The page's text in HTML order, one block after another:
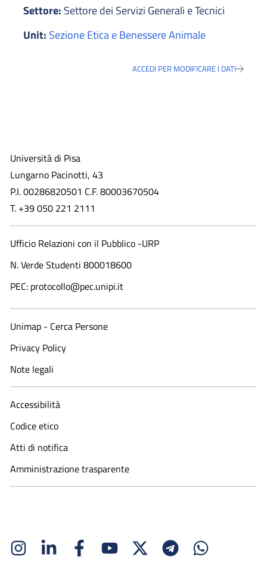
Settore: Settore dei Servizi Generali e Tecnici
Unit: Sezione Etica e Benessere Animale
ACCEDI PER MODIFICARE I DATI
Università di Pisa
Lungarno Pacinotti, 43
P.I. 00286820501 C.F. 80003670504
T. +39 050 221 2111
Ufficio Relazioni con il Pubblico -URP
N. Verde Studenti 800018600​
PEC: protocollo@pec.unipi.it
Unimap - Cerca Persone
Privacy Policy
Note legali
Accessibilità
Codice etico
Atti di notifica
Amministrazione trasparente